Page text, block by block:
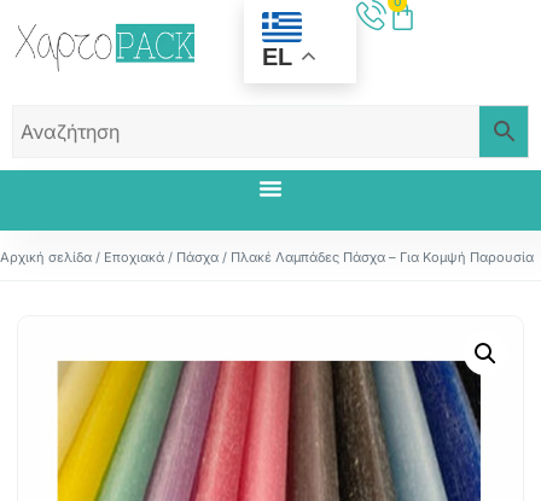
EL
Αρχική σελίδα / Εποχιακά / Πάσχα / Πλακέ Λαμπάδες Πάσχα – Για Κομψή Παρουσία